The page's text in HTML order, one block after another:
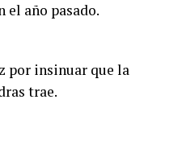
año pasado.
por insinuar que la
trae.